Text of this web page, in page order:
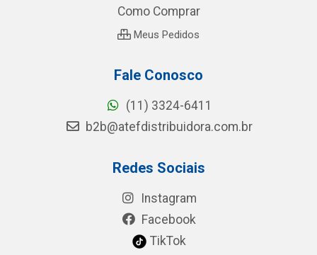
Como Comprar
Meus Pedidos
Fale Conosco
(11) 3324-6411
b2b@atefdistribuidora.com.br
Redes Sociais
Instagram
Facebook
TikTok